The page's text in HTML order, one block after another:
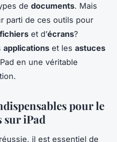
de documents. Mais
parti de ces outils pour
et d’écrans?
applications et les astuces
en une véritable
pour le
sur iPad
réussie, il est essentiel de